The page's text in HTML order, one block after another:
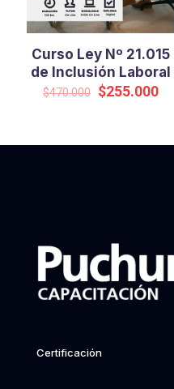
Curso Ley Nº 21.015
de Inclusión Laboral
$470.000 Original
$255.000
Certificación